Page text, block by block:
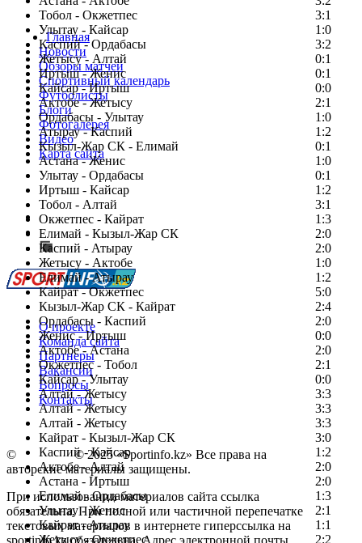
Тобол - Окжетпес
3:1
Улытау - Кайсар
1:0
Каспий - Ордабасы
3:2
Жетысу - Алтай
0:1
Иртыш - Женис
0:1
Кайсар - Иртыш
0:0
Актобе - Жетысу
2:1
Ордабасы - Улытау
1:0
Атырау - Каспий
1:2
Кызыл-Жар СК - Елимай
0:1
Астана - Женис
1:0
Улытау - Ордабасы
0:1
Иртыш - Кайсар
1:2
Тобол - Алтай
3:1
Окжетпес - Кайрат
1:3
Елимай - Кызыл-Жар СК
2:0
Каспий - Атырау
2:0
Жетысу - Актобе
1:0
Елимай - Атырау
1:2
Кайрат - Окжетпес
5:0
Кызыл-Жар СК - Кайрат
2:4
Ордабасы - Каспий
2:0
Женис - Иртыш
0:0
Актобе - Астана
2:0
Окжетпес - Тобол
2:1
Кайсар - Улытау
0:0
Алтай - Жетысу
3:3
Алтай - Жетысу
3:3
Алтай - Жетысу
3:3
Кайрат - Кызыл-Жар СК
3:0
Каспий - Кайсар
1:2
Актобе - Алтай
2:0
Астана - Иртыш
2:0
Елимай - Ордабасы
1:3
Улытау - Женис
2:1
Кайрат - Атырау
1:1
Жетысу - Окжетпес
2:2
Главная
Новости
Обзоры матчей
Спортивный календарь
Футболисты
Блоги
Фотогалерея
Видео
Карта сайта
Есть идея?
Сообщить о мероприятии
Перейти на старый сайт
О проекте
Команда сайта
Партнеры
Вакансии
Вопросы
Контакты
© Copyright© 2025 «Sportinfo.kz» Все права на
авторские материалы защищены.
При использовании материалов сайта ссылка
обязательна. При полной или частичной перепечатке
текстовых материалов в интернете гиперссылка на